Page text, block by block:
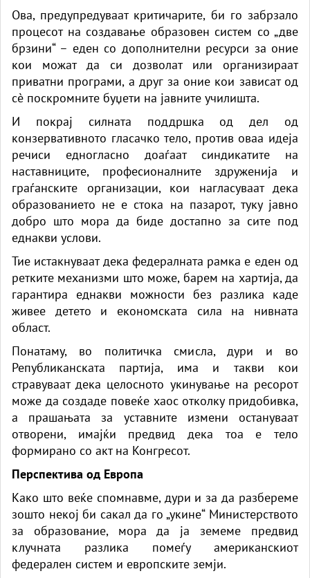
Ова, предупредуваат критичарите, би го забрзало
процесот на создавање образовен систем со „две
брзини“ – еден со дополнителни ресурси за оние
кои можат да си дозволат или организираат
приватни програми, а друг за оние кои зависат од
сè поскромните буџети на јавните училишта.
И покрај силната поддршка од дел од
конзервативното гласачко тело, против оваа идеја
речиси едногласно доаѓаат синдикатите на
наставниците, професионалните здруженија и
граѓанските организации, кои нагласуваат дека
образованието не е стока на пазарот, туку јавно
добро што мора да биде достапно за сите под
еднакви услови.
Тие истакнуваат дека федералната рамка е еден од
ретките механизми што може, барем на хартија, да
гарантира еднакви можности без разлика каде
живее детето и економската сила на нивната
област.
Понатаму, во политичка смисла, дури и во
Републиканската партија, има и такви кои
стравуваат дека целосното укинување на ресорот
може да создаде повеќе хаос отколку придобивка,
а прашањата за уставните измени остануваат
отворени, имајќи предвид дека тоа е тело
формирано со акт на Конгресот.
Перспектива од Европа
Како што веќе спомнавме, дури и за да разбереме
зошто некој би сакал да го „укине“ Министерството
за образование, мора да ја земеме предвид
клучната разлика помеѓу американскиот
федерален систем и европските земји.